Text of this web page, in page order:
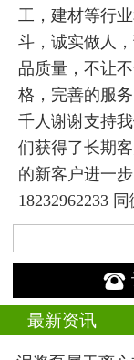
工，建材等行
斗，诚实做人
品质量，不让
格，完善的服
千人谢谢支持
们获得了长期
的新客户进一
18232962233

最新资讯